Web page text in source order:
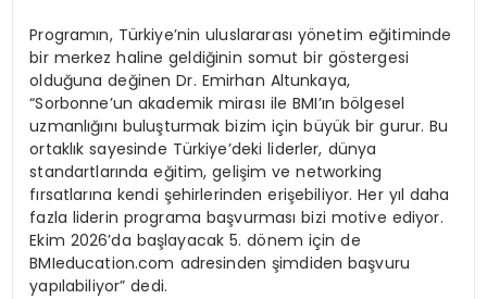
Programın, Türkiye’nin uluslararası yönetim eğitiminde
bir merkez haline geldiğinin somut bir göstergesi
olduğuna değinen Dr. Emirhan Altunkaya,
“Sorbonne’un akademik mirası ile BMI’ın bölgesel
uzmanlığını buluşturmak bizim için büyük bir gurur. Bu
ortaklık sayesinde Türkiye’deki liderler, dünya
standartlarında eğitim, gelişim ve networking
fırsatlarına kendi şehirlerinden erişebiliyor. Her yıl daha
fazla liderin programa başvurması bizi motive ediyor.
Ekim 2026’da başlayacak 5. dönem için de
BMIeducation.com adresinden şimdiden başvuru
yapılabiliyor” dedi.